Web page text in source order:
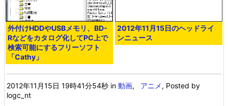
外付けHDDやUSBメモリ、BD-
Rなどをカタログ化してPC上で
検索可能にするフリーソフト
「Cathy」
2012年11月15日のヘッドライ
ンニュース
2012年11月15日 19時41分54秒 in動画, アニメ, Posted by
logc_nt